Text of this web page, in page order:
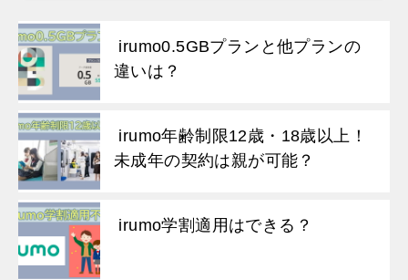
irumo0.5GBプランと他プランの
違いは？
irumo年齢制限12歳・18歳以上！
未成年の契約は親が可能？
irumo学割適用はできる？